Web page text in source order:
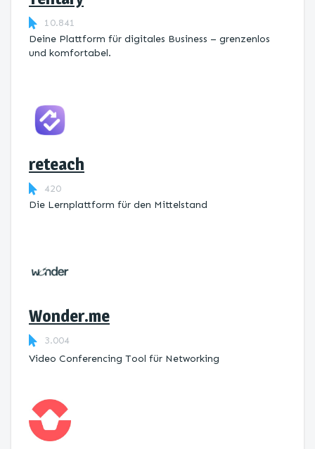
10.841
Deine Plattform für digitales Business – grenzenlos
und komfortabel.
reteach
420
Die Lernplattform ​für den Mittelstand
Wonder.me
3.004
Video Conferencing Tool für Networking